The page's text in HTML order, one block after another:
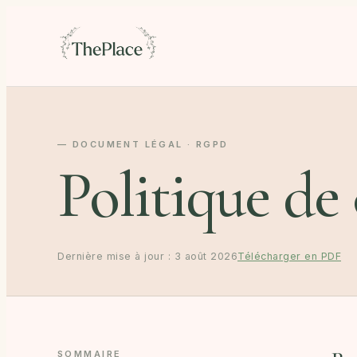
— DOCUMENT LÉGAL · RGPD
Politique
Dernière mise à jour : 3 août 2026Télécharger en PDF
SOMMAIRE